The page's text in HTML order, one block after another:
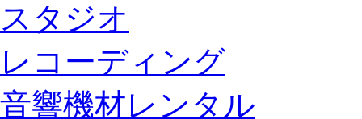
スタジオ
レコーディング
音響機材レンタル